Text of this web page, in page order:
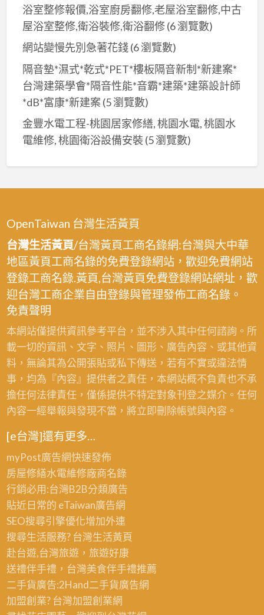
浴室整修報價,浴室廚房翻修,老屋浴室翻修,中古
屋浴室整修,衛浴裝修,衛浴翻修(6 瀏覽數)
網站變慢先別急著花錢(6 瀏覽數)
隔音墊*濕式*乾式*PET*樓板隔音新制*新建案*
台灣建築學會*隔音性能*音霸*建築*建築設計師
*dB*富康*新建案 (5 瀏覽數)
金豐水電工程-桃園居家修繕, 桃園水電, 桃園水
電維修, 桃園衛浴設備安裝 (5 瀏覽數)
OpenTaiwan 台灣生活黃頁
台灣生活黃頁/台灣黃頁工商名錄網:台灣與大中華
地區黃頁工商名錄的免費登錄網站，歡迎免費網站
登錄工商名錄.黃頁,台灣黃頁免費登錄網站網址，歡
迎台灣工商企業自由登錄與管理發佈工商名錄。
免責聲明
本網站僅提供資訊參考平台，並不涉入其中任何諮詢。所
載一切的資訊、文字、照片、圖形、廣告內容、或其他資
料，無論其為公開張貼或私下傳送，若有不實或違法情
事，均為『內容』提供者之責任，本網站概不負責也不承
擔任何法律責任，僅係提供不特定對象刊登之媒介。任何
內容一經舉報與發現不當，將立即刪除帳號與內容。
[e台灣]還有更多…
myPost廣告網快速發佈
房屋修繕水電維修廠商名錄
行銷必用:台灣B2B分類廣告
貼近日常的 eTaiwan廣告網
SEO搜尋引擎優化增加外連
搜尋生活服務? 台灣生活黃頁
赴台遊,台灣旅遊，旅遊好康
送禮伴手禮，台灣美食伴手禮推薦
二手貨廣告:2Hand二手貨廣告網
加盟創業? 台灣加盟創業網